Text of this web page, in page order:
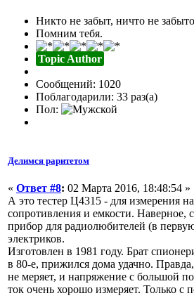
Никто не забыт, ничто не
Помним тебя.
Topic Author
Сообщений: 1020
Поблагодарили: 33 раз(а)
Пол:
Делимся раритетом
« Ответ #8: 02 Марта 2016, 18:48:54 »
А это тестер Ц4315 - для измерения
сопротивления и емкости.
прибор для радиолюбителей (в
электриков.
Изготовлен в 1981 году. Брат
в 80-е, прижился дома удачно.
не меряет, и напряжение с большой
ток очень хорошо измеряет. Только с